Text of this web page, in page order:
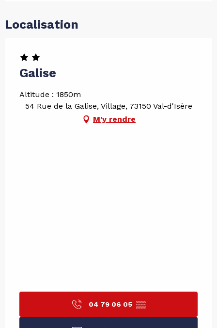
Localisation
Galise
Altitude : 1850m
54 Rue de la Galise, Village, 73150 Val-d'Isère
M'y rendre
04 79 06 05 ▒▒